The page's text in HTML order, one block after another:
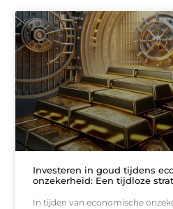
Investeren in goud tijdens
onzekerheid: Een tijdloze
In tijden van economische